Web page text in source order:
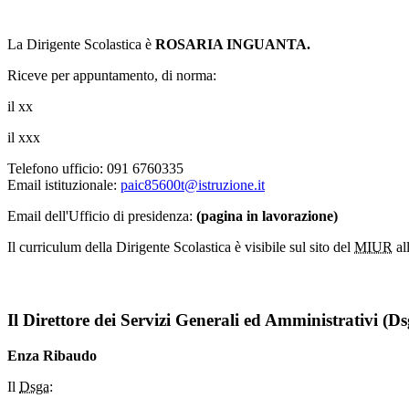
La Dirigente Scolastica è ROSARIA INGUANTA.
Riceve per appuntamento, di norma:
il xx
il xxx
Telefono ufficio: 091 6760335
Email istituzionale: paic85600t@istruzione.it
Email dell'Ufficio di presidenza: (pagina in lavorazione)
Il curriculum della Dirigente Scolastica è visibile sul sito del MIUR
Il Direttore dei Servizi Generali ed Amministrativi
Enza Ribaudo
Il Dsga: